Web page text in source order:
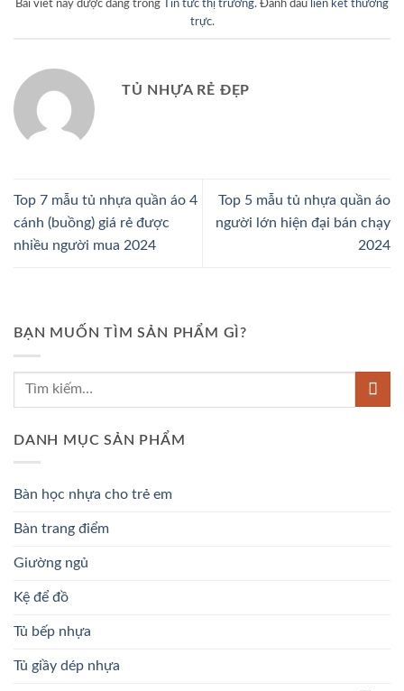
Bài viết này được đăng trong Tin tức thị trường. Đánh dấu liên kết thường
trực.
TỦ NHỰA RẺ ĐẸP
Top 7 mẫu tủ nhựa quần áo 4
cánh (buồng) giá rẻ được
nhiều người mua 2024
Top 5 mẫu tủ nhựa quần áo
người lớn hiện đại bán chạy
2024
BẠN MUỐN TÌM SẢN PHẨM GÌ?
DANH MỤC SẢN PHẨM
Bàn học nhựa cho trẻ em
Bàn trang điểm
Giường ngủ
Kệ để đồ
Tủ bếp nhựa
Tủ giầy dép nhựa